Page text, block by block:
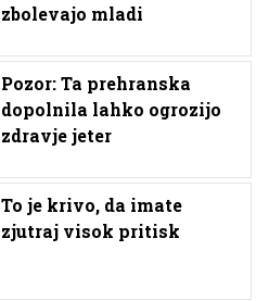
zbolevajo mladi
Pozor: Ta prehranska
dopolnila lahko ogrozijo
zdravje jeter
To je krivo, da imate
zjutraj visok pritisk